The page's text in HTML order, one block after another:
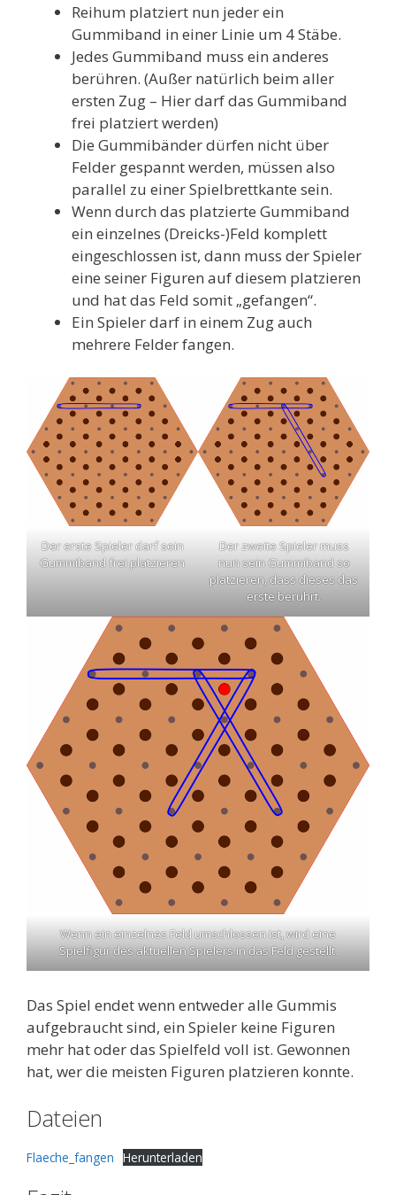
Reihum platziert nun jeder ein
Gummiband in einer Linie um 4 Stäbe.
Jedes Gummiband muss ein anderes
berühren. (Außer natürlich beim aller
ersten Zug – Hier darf das Gummiband
frei platziert werden)
Die Gummibänder dürfen nicht über
Felder gespannt werden, müssen also
parallel zu einer Spielbrettkante sein.
Wenn durch das platzierte Gummiband
ein einzelnes (Dreicks-)Feld komplett
eingeschlossen ist, dann muss der Spieler
eine seiner Figuren auf diesem platzieren
und hat das Feld somit „gefangen“.
Ein Spieler darf in einem Zug auch
mehrere Felder fangen.
Der erste Spieler darf sein
Gummiband frei platzieren
Der zweite Spieler muss
nun sein Gummiband so
platzieren, dass dieses das
erste berührt.
Wenn ein einzelnes Feld umschlossen ist, wird eine
Spielfigur des aktuellen Spielers in das Feld gestellt.
Das Spiel endet wenn entweder alle Gummis
aufgebraucht sind, ein Spieler keine Figuren
mehr hat oder das Spielfeld voll ist. Gewonnen
hat, wer die meisten Figuren platzieren konnte.
Dateien
Flaeche_fangen Herunterladen